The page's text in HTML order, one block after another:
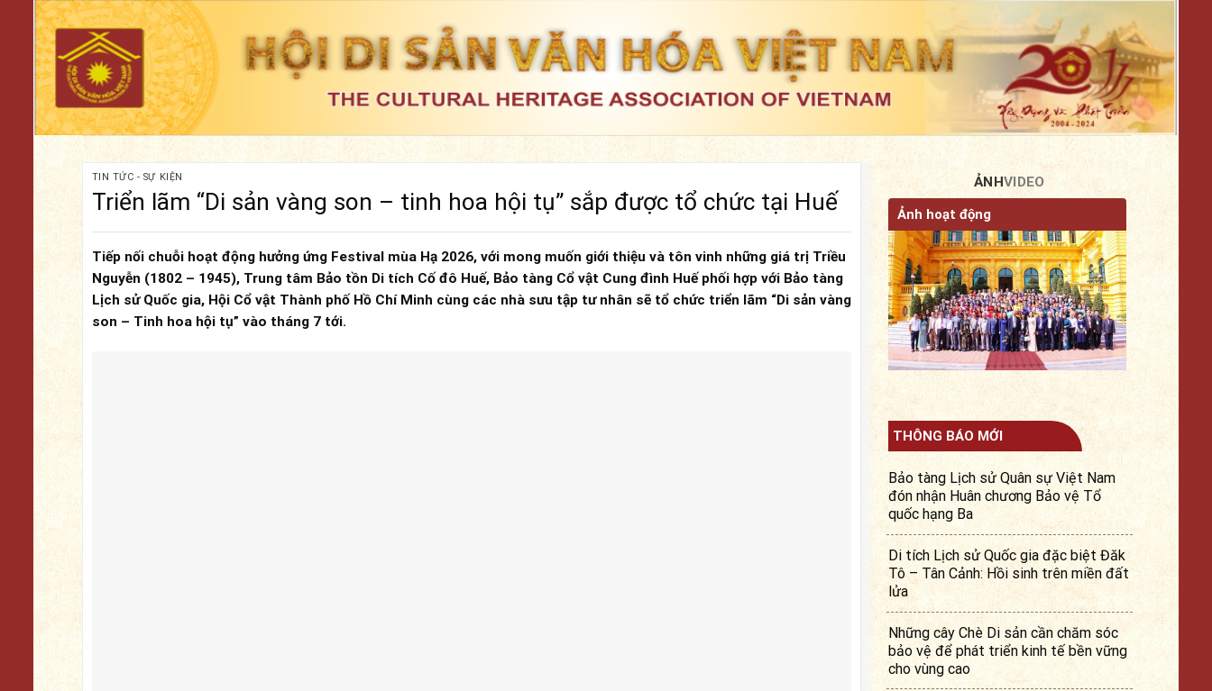
Skip
to
content
TIN TỨC - SỰ KIỆN
Triển lãm “Di sản vàng son – tinh hoa hội tụ” sắp được tổ chức tại Huế
Tiếp nối chuỗi hoạt động hưởng ứng Festival mùa Hạ 2026, với mong muốn giới thiệu và tôn vinh những giá trị Triều
Nguyễn (1802 – 1945), Trung tâm Bảo tồn Di tích Cố đô Huế, Bảo tàng Cổ vật Cung đình Huế phối hợp với Bảo tàng
Lịch sử Quốc gia, Hội Cổ vật Thành phố Hồ Chí Minh cùng các nhà sưu tập tư nhân sẽ tổ chức triển lãm “Di sản vàng
son – Tinh hoa hội tụ” vào tháng 7 tới.
ẢNHVIDEO
Ảnh hoạt động
THÔNG BÁO MỚI
Bảo tàng Lịch sử Quân sự Việt Nam
đón nhận Huân chương Bảo vệ Tổ
quốc hạng Ba
Di tích Lịch sử Quốc gia đặc biệt Đăk
Tô – Tân Cảnh: Hồi sinh trên miền đất
lửa
Những cây Chè Di sản cần chăm sóc
bảo vệ để phát triển kinh tế bền vững
cho vùng cao